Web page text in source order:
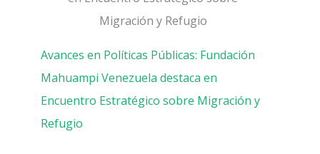
Avances en Políticas Públicas: Fundación
Mahuampi Venezuela destaca en
Encuentro Estratégico sobre Migración y
Refugio